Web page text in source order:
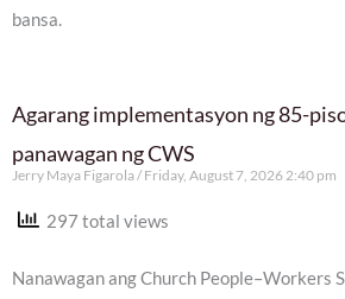
bansa.
Agarang implementasyon ng 85-
panawagan ng CWS
Jerry Maya Figarola Friday, August 7, 2026 2:40 pm
297 total views
Nanawagan ang Church People–Workers